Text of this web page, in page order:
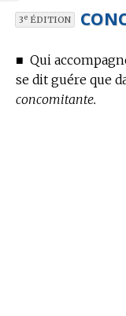
3eÉDITION
■ Qui
se dit guére que
concomitante.